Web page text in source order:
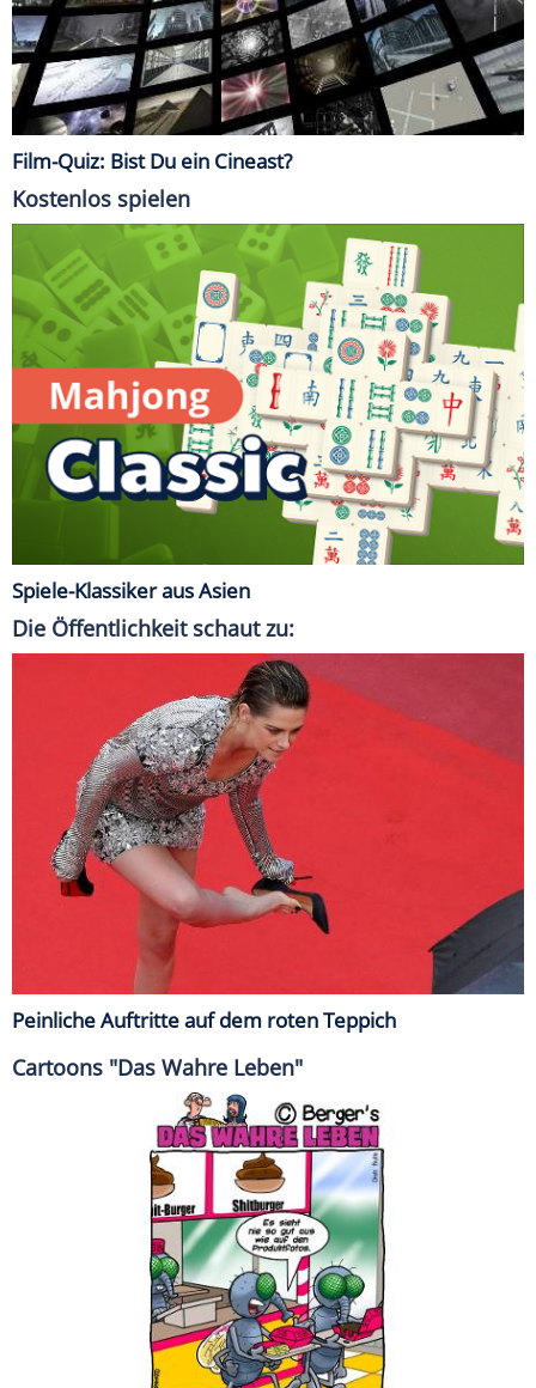
Film-Quiz: Bist Du ein Cineast?
Kostenlos spielen
Spiele-Klassiker aus Asien
Die Öffentlichkeit schaut zu:
Peinliche Auftritte auf dem roten Teppich
Cartoons "Das Wahre Leben"